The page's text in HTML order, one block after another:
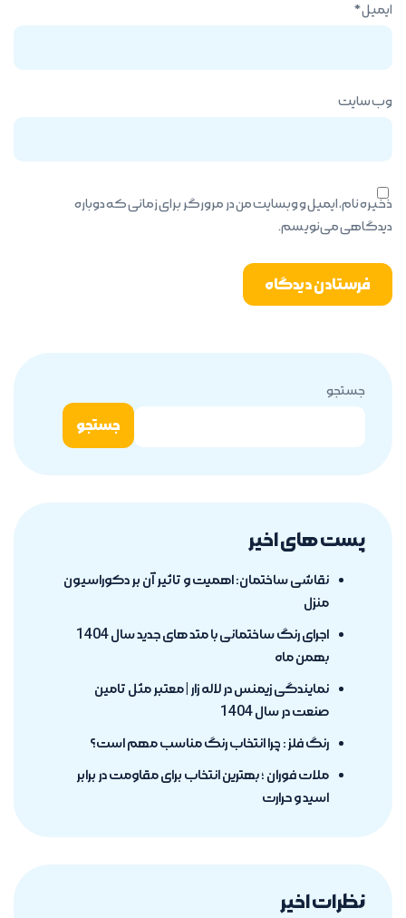
ایمیل*
وب‌ سایت
ذخیره نام، ایمیل و وبسایت من در مرورگر برای زمانی که دوباره
دیدگاهی می‌نویسم.
جستجو
جستجو
پست های اخیر
نقاشی ساختمان: اهمیت و تاثیر آن بر دکوراسیون
منزل
اجرای رنگ ساختمانی با متد های جدید سال 1404
بهمن ماه
نمایندگی زیمنس در لاله زار | معتبر مثل تامین
صنعت در سال 1404
رنگ فلز : چرا انتخاب رنگ مناسب مهم است؟
ملات فوران ؛ بهترین انتخاب برای مقاومت در برابر
اسید و حرارت
نظرات اخیر